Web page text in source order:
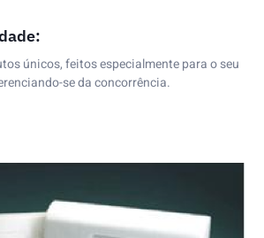
únicos, feitos especialmente para o seu
se da concorrência.